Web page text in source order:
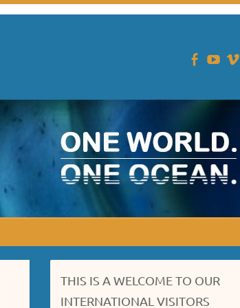
THIS IS A WELCOME TO OUR
INTERNATIONAL VISITORS